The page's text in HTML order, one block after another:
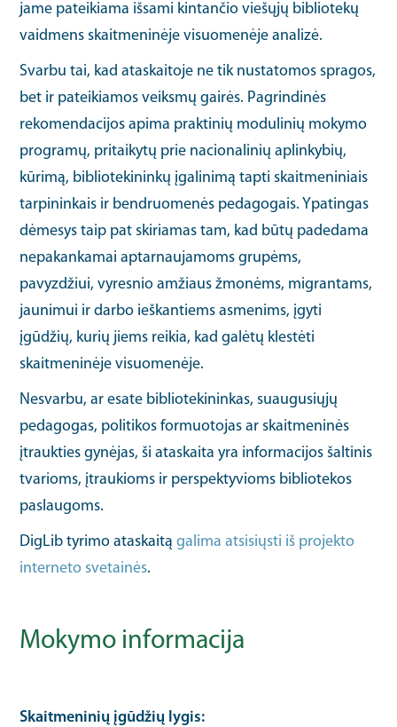
jame pateikiama išsami kintančio viešųjų bibliotekų
vaidmens skaitmeninėje visuomenėje analizė.
Svarbu tai, kad ataskaitoje ne tik nustatomos spragos,
bet ir pateikiamos veiksmų gairės. Pagrindinės
rekomendacijos apima praktinių modulinių mokymo
programų, pritaikytų prie nacionalinių aplinkybių,
kūrimą, bibliotekininkų įgalinimą tapti skaitmeniniais
tarpininkais ir bendruomenės pedagogais. Ypatingas
dėmesys taip pat skiriamas tam, kad būtų padedama
nepakankamai aptarnaujamoms grupėms,
pavyzdžiui, vyresnio amžiaus žmonėms, migrantams,
jaunimui ir darbo ieškantiems asmenims, įgyti
įgūdžių, kurių jiems reikia, kad galėtų klestėti
skaitmeninėje visuomenėje.
Nesvarbu, ar esate bibliotekininkas, suaugusiųjų
pedagogas, politikos formuotojas ar skaitmeninės
įtraukties gynėjas, ši ataskaita yra informacijos šaltinis
tvarioms, įtraukioms ir perspektyvioms bibliotekos
paslaugoms.
DigLib tyrimo ataskaitągalima atsisiųsti iš projekto
interneto svetainės.
Mokymo informacija
Skaitmeninių įgūdžių lygis